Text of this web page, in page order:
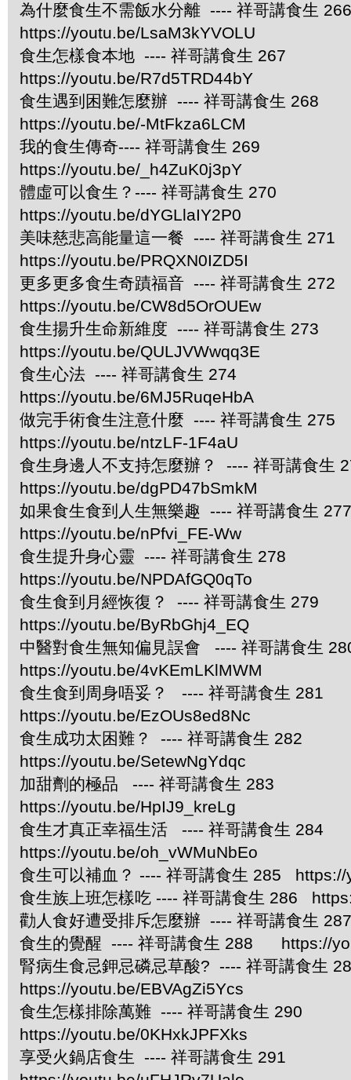
為什麼食生不需飯水分離 ---- 祥哥講食生 266
https://youtu.be/LsaM3kYVOLU
食生怎樣食本地 ---- 祥哥講食生 267
https://youtu.be/R7d5TRD44bY
食生遇到困難怎麼辦 ---- 祥哥講食生 268
https://youtu.be/-MtFkza6LCM
我的食生傳奇---- 祥哥講食生 269
https://youtu.be/_h4ZuK0j3pY
體虛可以食生？---- 祥哥講食生 270
https://youtu.be/dYGLlaIY2P0
美味慈悲高能量這一餐 ---- 祥哥講食生 271
https://youtu.be/PRQXN0IZD5I
更多更多食生奇蹟福音 ---- 祥哥講食生 272
https://youtu.be/CW8d5OrOUEw
食生揚升生命新維度 ---- 祥哥講食生 273
https://youtu.be/QULJVWwqq3E
食生心法 ---- 祥哥講食生 274
https://youtu.be/6MJ5RuqeHbA
做完手術食生注意什麼 ---- 祥哥講食生 275
https://youtu.be/ntzLF-1F4aU
食生身邊人不支持怎麼辦？ ---- 祥哥講食生
https://youtu.be/dgPD47bSmkM
如果食生食到人生無樂趣 ---- 祥哥講食生 277
https://youtu.be/nPfvi_FE-Ww
食生提升身心靈 ---- 祥哥講食生 278
https://youtu.be/NPDAfGQ0qTo
食生食到月經恢復？ ---- 祥哥講食生 279
https://youtu.be/ByRbGhj4_EQ
中醫對食生無知偏見誤會 ---- 祥哥講食生
https://youtu.be/4vKEmLKlMWM
食生食到周身唔妥？ ---- 祥哥講食生 281
https://youtu.be/EzOUs8ed8Nc
食生成功太困難？ ---- 祥哥講食生 282
https://youtu.be/SetewNgYdqc
加甜劑的極品 ---- 祥哥講食生 283
https://youtu.be/HpIJ9_kreLg
食生才真正幸福生活 ---- 祥哥講食生 284
https://youtu.be/oh_vWMuNbEo
食生可以補血？ ---- 祥哥講食生 285
食生族上班怎樣吃 ---- 祥哥講食生 286
勸人食好遭受排斥怎麼辦 ---- 祥哥講食生
食生的覺醒 ---- 祥哥講食生 288 https://
腎病生食忌鉀忌磷忌草酸? ---- 祥哥講食
https://youtu.be/EBVAgZi5Ycs
食生怎樣排除萬難 ---- 祥哥講食生 290
https://youtu.be/0KHxkJPFXks
享受火鍋店食生 ---- 祥哥講食生 291